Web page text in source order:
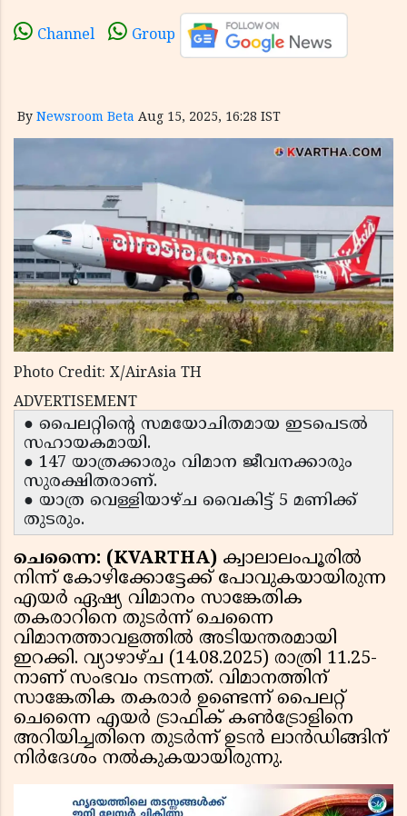
Channel Group
By Newsroom Beta Aug 15, 2025, 16:28 IST
Photo Credit: X/AirAsia TH
ADVERTISEMENT
● പൈലറ്റിന്റെ സമയോചിതമായ ഇടപെടൽ
സഹായകമായി.
● 147 യാത്രക്കാരും വിമാന ജീവനക്കാരും
സുരക്ഷിതരാണ്.
● യാത്ര വെള്ളിയാഴ്ച വൈകിട്ട് 5 മണിക്ക്
തുടരും.
ചെന്നൈ: (KVARTHA) ക്വാലാലംപൂരിൽ
നിന്ന് കോഴിക്കോട്ടേക്ക് പോവുകയായിരുന്ന
എയർ ഏഷ്യ വിമാനം സാങ്കേതിക
തകരാറിനെ തുടർന്ന് ചെന്നൈ
വിമാനത്താവളത്തിൽ അടിയന്തരമായി
ഇറക്കി. വ്യാഴാഴ്ച (14.08.2025) രാത്രി 11.25-
നാണ് സംഭവം നടന്നത്. വിമാനത്തിന്
സാങ്കേതിക തകരാർ ഉണ്ടെന്ന് പൈലറ്റ്
ചെന്നൈ എയർ ട്രാഫിക് കൺട്രോളിനെ
അറിയിച്ചതിനെ തുടർന്ന് ഉടൻ ലാൻഡിങ്ങിന്
നിർദേശം നൽകുകയായിരുന്നു.